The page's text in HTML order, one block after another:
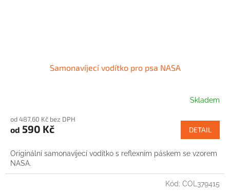
Samonavíjecí vodítko pro psa NASA
Skladem
od 487,60 Kč bez DPH
od 590 Kč DETAIL
Originální samonavíjecí vodítko s reflexním páskem se vzorem
NASA.
Kód: COL379415